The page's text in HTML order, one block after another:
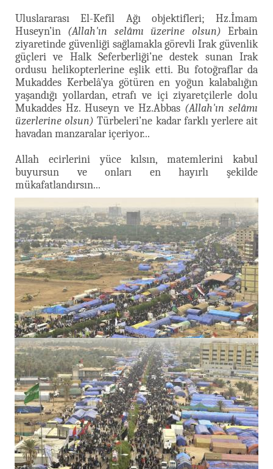
Uluslararası El-Kefîl Ağı objektifleri; Hz.İmam
Huseyn’in (Allah'ın selâmı üzerine olsun) Erbain
ziyaretinde güvenliği sağlamakla görevli Irak güvenlik
güçleri ve Halk Seferberliği’ne destek sunan Irak
ordusu helikopterlerine eşlik etti. Bu fotoğraflar da
Mukaddes Kerbelâ’ya götüren en yoğun kalabalığın
yaşandığı yollardan, etrafı ve içi ziyaretçilerle dolu
Mukaddes Hz. Huseyn ve Hz.Abbas (Allah'ın selâmı
üzerlerine olsun) Türbeleri’ne kadar farklı yerlere ait
havadan manzaralar içeriyor...
Allah ecirlerini yüce kılsın, matemlerini kabul
buyursun ve onları en hayırlı şekilde
mükafatlandırsın...